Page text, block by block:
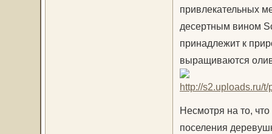
привлекательных
десертным вином
принадлежит к
выращиваются
Несмотря на то,
поселения